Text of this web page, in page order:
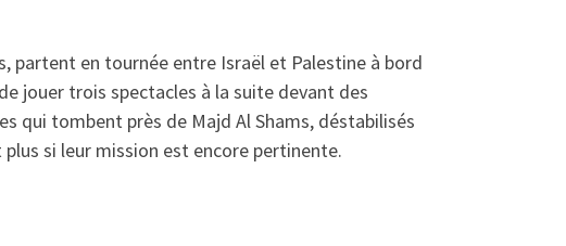
partent en tournée entre Israël et Palestine à bord
jouer trois spectacles à la suite devant des
qui tombent près de Majd Al Shams, déstabilisés
si leur mission est encore pertinente.